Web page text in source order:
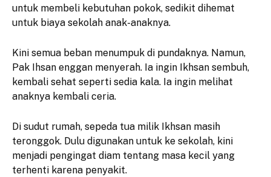
untuk membeli kebutuhan pokok, sedikit dihemat
untuk biaya sekolah anak-anaknya.
Kini semua beban menumpuk di pundaknya. Namun,
Pak Ihsan enggan menyerah. Ia ingin Ikhsan sembuh,
kembali sehat seperti sedia kala. Ia ingin melihat
anaknya kembali ceria.
Di sudut rumah, sepeda tua milik Ikhsan masih
teronggok. Dulu digunakan untuk ke sekolah, kini
menjadi pengingat diam tentang masa kecil yang
terhenti karena penyakit.